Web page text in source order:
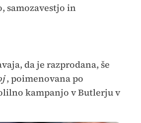
samozavestjo in
da je razprodana, še
, poimenovana po
kampanjo v Butlerju v